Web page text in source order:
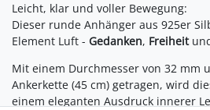
Leicht, klar und voller Bewegung:
Dieser runde Anhänger aus 925er
Element Luft - Gedanken, Freiheit
Mit einem Durchmesser von 32 mm
Ankerkette (45 cm) getragen, wird
einem eleganten Ausdruck innerer